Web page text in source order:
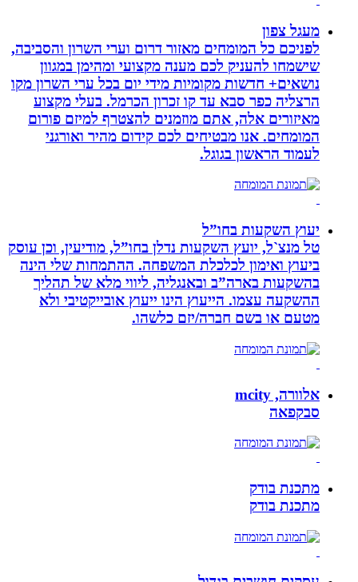
מעגל צפון
לפניכם כל המומחים מאזור דרום וערי השרון והסביבה,
שישמחו להעניק לכם מענה מקצועי ומהימן במגוון
נושאים+ חדשות מקומיות מידי יום בכל ערי השרון מקו
הרצליה כפר סבא עד קו זכרון הכרמל. בעלי מקצוע
מאיזורים אלה, אתם מוזמנים להצטרף למיזם פורום
המומחים. אנו מבטיחים לכם קידום מהיר ואורגני
לעמוד הראשון בגוגל.
יעוץ השקעות בחו”ל
טל מנצ`ל, יועץ השקעות נדלן בחו”ל, מודיעין, וכן עוסק
ביעוץ ואימון לכלכלת המשפחה. ההתמחות שלי הינה
בהשקעות בארה”ב ובאנגליה, ליווי מלא של תהליך
ההשקעה עצמו. הייעוץ הינו ייעוץ אובייקטיבי ולא
מטעם או בשם חברה/יזם כלשהו.
אלוורה, mcity
סבקפאה
מתכנת בודק
מתכנת בודק